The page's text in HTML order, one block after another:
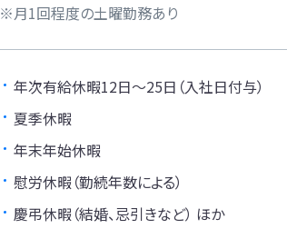
※月1回程度の土曜勤務あり
年次有給休暇12日～25日（入社日付与）
夏季休暇
年末年始休暇
慰労休暇（勤続年数による）
慶弔休暇（結婚、忌引きなど） ほか